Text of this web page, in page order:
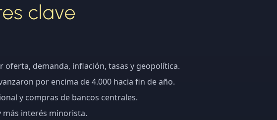
clave
demanda, inflación, tasas y geopolítica.
por encima de 4.000 hacia fin de año.
y compras de bancos centrales.
más interés minorista.